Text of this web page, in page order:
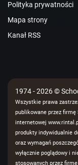
Polityka prywatności
Mapa strony
Kanał RSS
1974 - 2026 ©
Wszystkie prawa
publikowane przez
internetowej
produkty indywidualnie
oraz wymagań
wyłącznie poglądowy i
stosowanych przez